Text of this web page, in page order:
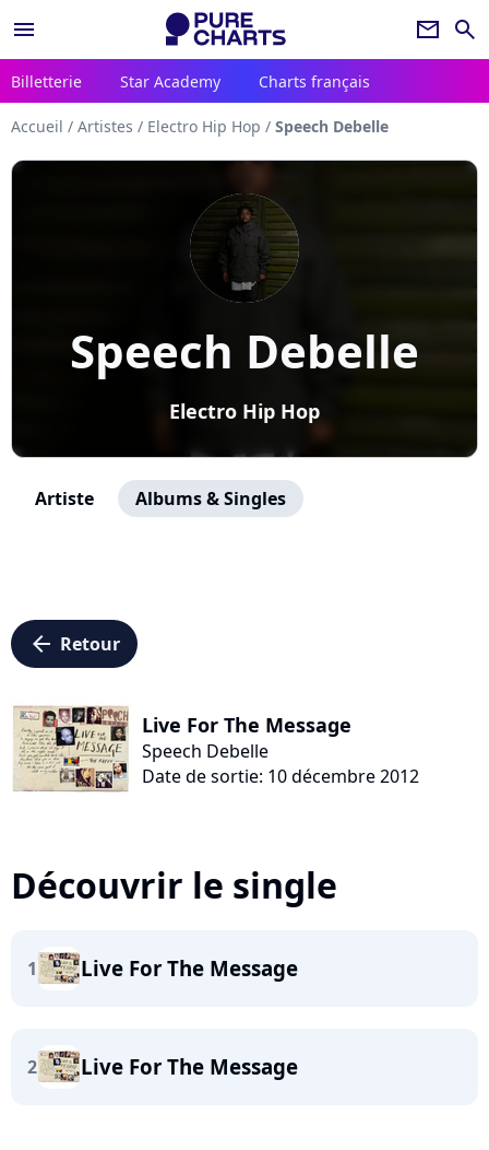
menu newsletter search
Billetterie Star Academy Charts français
Accueil / Artistes / Electro Hip Hop / Speech Debelle
Speech Debelle
Electro Hip Hop
Artiste Albums & Singles
arrow_left Retour
Live For The Message
Speech Debelle
Date de sortie: 10 décembre 2012
Découvrir le single
1 Live For The Message
2 Live For The Message